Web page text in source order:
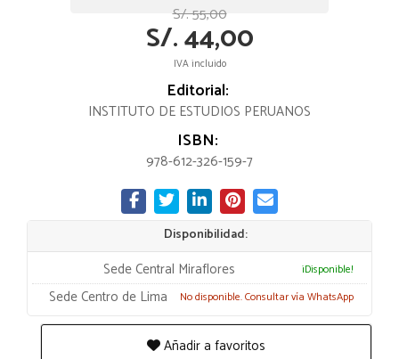
S/. 55,00
S/. 44,00
IVA incluido
Editorial:
INSTITUTO DE ESTUDIOS PERUANOS
ISBN:
978-612-326-159-7
Disponibilidad:
Sede Central Miraflores ¡Disponible!
Sede Centro de Lima No disponible. Consultar vía WhatsApp
Añadir a favoritos